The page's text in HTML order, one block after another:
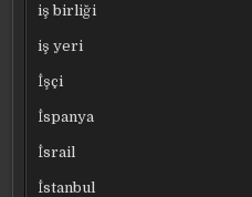
iş birliği
iş yeri
İşçi
İspanya
İsrail
İstanbul